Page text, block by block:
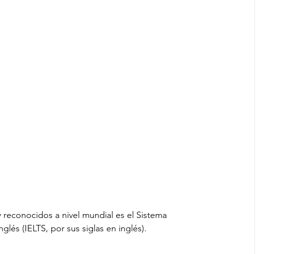
a nivel mundial es el Sistema
(IELTS, por sus siglas en inglés).